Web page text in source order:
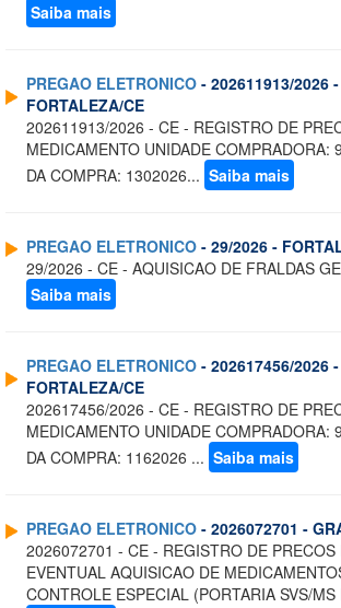
Saiba mais
PREGAO ELETRONICO - 202611913/2026 -
FORTALEZA/CE
202611913/2026 - CE - REGISTRO DE
MEDICAMENTO UNIDADE COMPRADORA:
DA COMPRA: 1302026... Saiba mais
PREGAO ELETRONICO - 29/2026 -
29/2026 - CE - AQUISICAO DE FRALDAS
Saiba mais
PREGAO ELETRONICO - 202617456/2026 -
FORTALEZA/CE
202617456/2026 - CE - REGISTRO DE
MEDICAMENTO UNIDADE COMPRADORA:
DA COMPRA: 1162026 ... Saiba mais
PREGAO ELETRONICO - 2026072701 -
2026072701 - CE - REGISTRO DE PRECOS
EVENTUAL AQUISICAO DE
CONTROLE ESPECIAL (PORTARIA SVS/